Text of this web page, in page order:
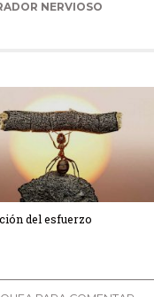
NERVIOSO
del esfuerzo